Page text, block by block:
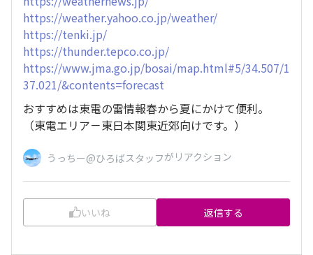
https://weather.yahoo.co.jp/weather/
https://tenki.jp/
https://thunder.tepco.co.jp/
https://www.jma.go.jp/bosai/map.html#5/34.507/1
37.021/&contents=forecast
おすすめは東電の雷情報春から夏にかけて便利。
（東電エリア－東日本関東近郊向けです。）
うっちー@ひろばスタッフがリアクション
いいね 返信する